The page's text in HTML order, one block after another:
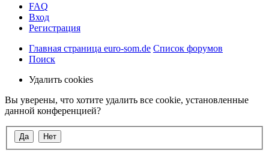
FAQ
Вход
Регистрация
Главная страница euro-som.de Список форумов
Поиск
Удалить cookies
Вы уверены, что хотите удалить все cookie, установленные
данной конференцией?